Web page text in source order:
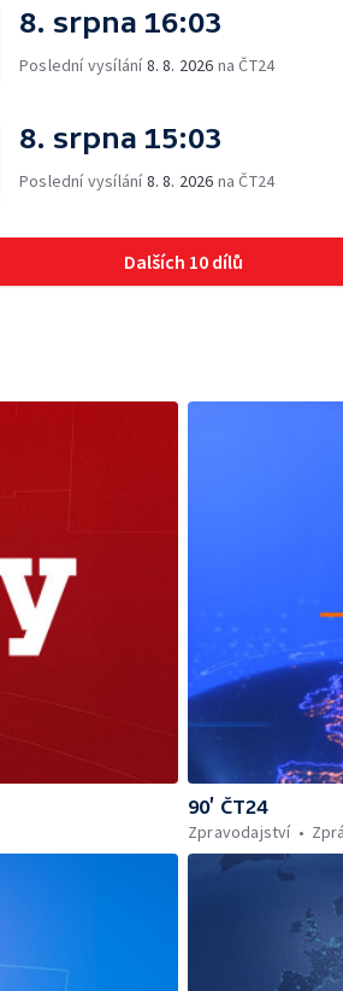
8. srpna 16:03
Poslední vysílání8. 8. 2026 na ČT24
8. srpna 15:03
Poslední vysílání8. 8. 2026 na ČT24
Dalších 10 dílů
90’ ČT24
Zpravodajství